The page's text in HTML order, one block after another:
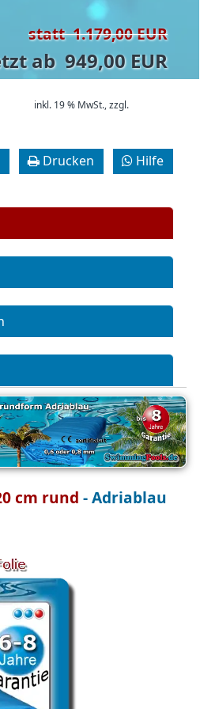
statt 1.179,00 EUR
ab 949,00 EUR
inkl. 19 % MwSt.,zzgl.
Drucken Hilfe
cm rund - Adriablau